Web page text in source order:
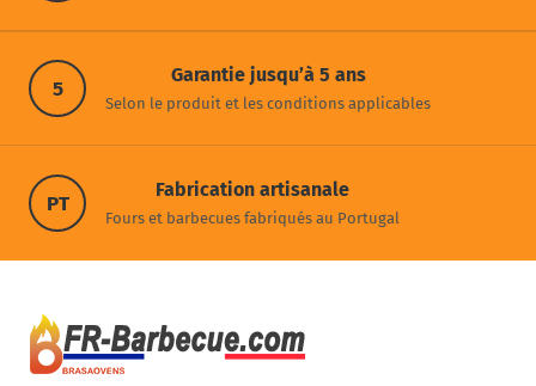
5
Garantie jusqu’à 5 ans
Selon le produit et les conditions applicables
PT
Fabrication artisanale
Fours et barbecues fabriqués au Portugal